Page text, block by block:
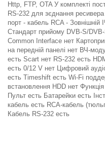
Http, FTP, OTA У комплекті
RS-232 для зєднання
порт - кабель RCA - Зовнішній
Стандарт прийому DVB-S/
Common Interface нет
на передній панелі нет ВЧ-
есть Scart нет RS-232 есть
есть 0/12 V нет Цифровий
есть Timeshift есть Wi-Fi
встановлення HDD нет
Пульт есть Батарейки есть
кабель есть RCA-кабель
Кабель RS-232 есть